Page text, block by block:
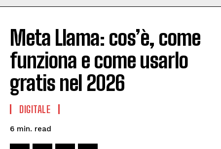
Meta Llama: cos’è, come
funziona e come usarlo
gratis nel 2026
DIGITALE
6 min. read